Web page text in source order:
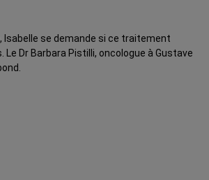
Isabelle se demande si ce traitement
Dr Barbara Pistilli, oncologue à Gustave